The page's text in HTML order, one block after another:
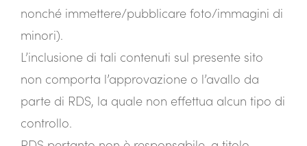
nonché immettere/pubblicare foto/immagini di
minori).
L’inclusione di tali contenuti sul presente sito
non comporta l’approvazione o l’avallo da
parte di RDS, la quale non effettua alcun tipo di
controllo.